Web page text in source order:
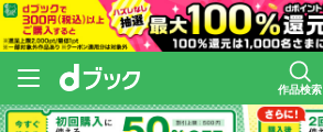
作品検索